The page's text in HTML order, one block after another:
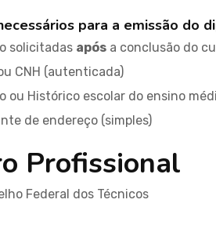
para a emissão do
solicitadas após a conclusão do
CNH (autenticada)
ou Histórico escolar do ensino
de endereço (simples)
Profissional
Federal dos Técnicos